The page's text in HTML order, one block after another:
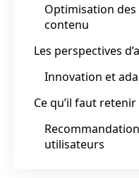
Optimisation
contenu
Les perspectives
Innovation et
Ce qu’il faut
utilisateurs